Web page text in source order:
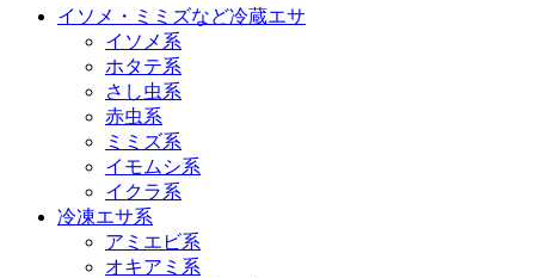
イソメ・ミミズなど冷蔵エサ
イソメ系
ホタテ系
さし虫系
赤虫系
ミミズ系
イモムシ系
イクラ系
冷凍エサ系
アミエビ系
オキアミ系